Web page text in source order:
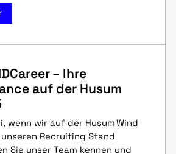
– Ihre
auf der Husum
wenn wir auf der Husum Wind
Recruiting Stand
Sie unser Team kennen und